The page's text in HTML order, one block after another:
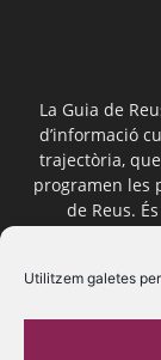
Utilitzem galetes
La Guia de
d’informació
trajectòria,
programen les
de Reus.